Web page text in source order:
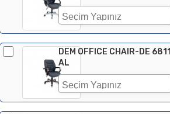
DEM OFFICE CHAIR-DE 6811
AL